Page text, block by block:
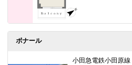
ボナール
小田急電鉄小田原線